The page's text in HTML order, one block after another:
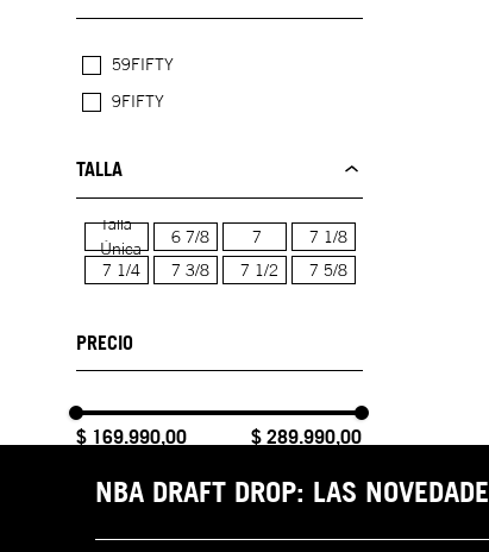
59FIFTY
9FIFTY
TALLA
6 7/8
7
7 1/2
7 1/4
7 1/8
7 3/8
7 5/8
Talla
Única
$ 169.990,00 $ 289.990,00
NBA DRAFT DROP: LAS